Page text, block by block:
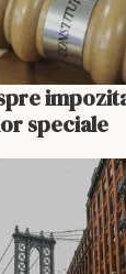
speciale